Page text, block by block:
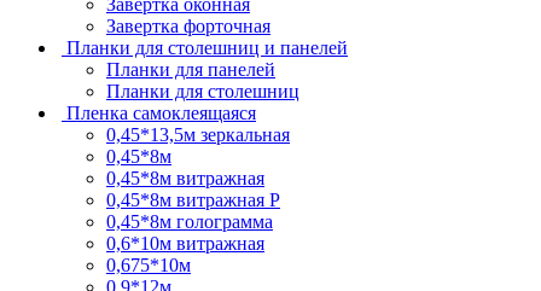
Завертка форточная
Планки для столешниц и панелей
Планки для панелей
Планки для столешниц
Пленка самоклеящаяся
0,45*13,5м зеркальная
0,45*8м
0,45*8м витражная
0,45*8м витражная Р
0,45*8м голограмма
0,6*10м витражная
0,675*10м
0,9*12м